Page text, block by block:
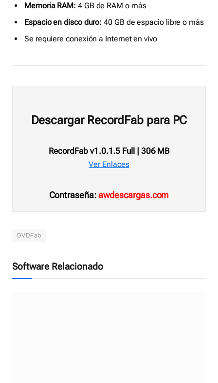
Memoria RAM: 4 GB de RAM o más
Espacio en disco duro: 40 GB de espacio libre o más
Se requiere conexión a Internet en vivo
Descargar RecordFab para PC
RecordFab v1.0.1.5 Full | 306 MB
Ver Enlaces
Contraseña:awdescargas.com
DVDFab
Software Relacionado